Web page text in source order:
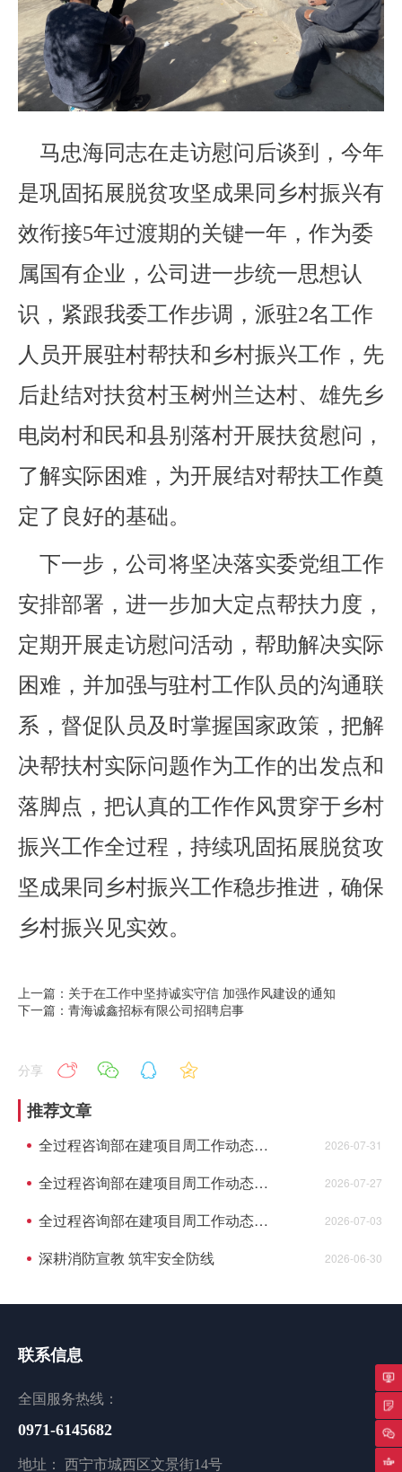
马忠海同志在走访慰问后谈到，今年
是巩固拓展脱贫攻坚成果同乡村振兴有
效衔接5年过渡期的关键一年，作为委
属国有企业，公司进一步统一思想认
识，紧跟我委工作步调，派驻2名工作
人员开展驻村帮扶和乡村振兴工作，先
后赴结对扶贫村玉树州兰达村、雄先乡
电岗村和民和县别落村开展扶贫慰问，
了解实际困难，为开展结对帮扶工作奠
定了良好的基础。
下一步，公司将坚决落实委党组工作
安排部署，进一步加大定点帮扶力度，
定期开展走访慰问活动，帮助解决实际
困难，并加强与驻村工作队员的沟通联
系，督促队员及时掌握国家政策，把解
决帮扶村实际问题作为工作的出发点和
落脚点，把认真的工作作风贯穿于乡村
振兴工作全过程，持续巩固拓展脱贫攻
坚成果同乡村振兴工作稳步推进，确保
乡村振兴见实效。
上一篇：关于在工作中坚持诚实守信 加强作风建设的通知
下一篇：青海诚鑫招标有限公司招聘启事
分享
推荐文章
全过程咨询部在建项目周工作动态（7月27日至7月31日） 2026-07-31
全过程咨询部在建项目周工作动态（7月20日至7月24日） 2026-07-27
全过程咨询部在建项目周工作动态（6月29日至7月3日） 2026-07-03
深耕消防宣教 筑牢安全防线 2026-06-30
联系信息
全国服务热线：
0971-6145682
地址： 西宁市城西区文景街14号
专
返